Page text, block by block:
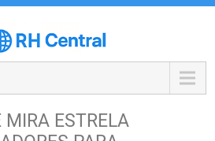
MIRA ESTRELA